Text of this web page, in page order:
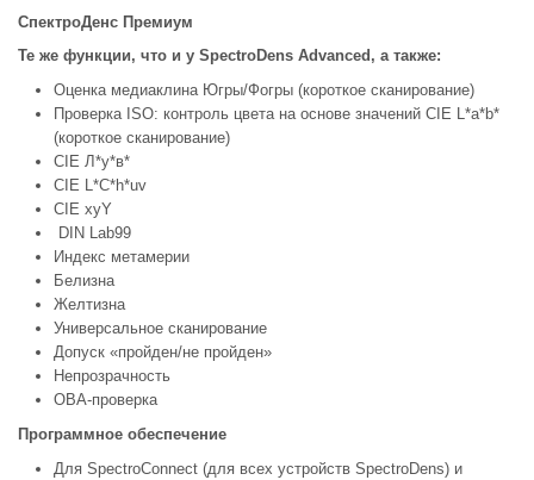
СпектроДенс Премиум
Те же функции, что и у SpectroDens Advanced, а также:
Оценка медиаклина Югры/Фогры (короткое сканирование)
Проверка ISO: контроль цвета на основе значений CIE L*a*b*
(короткое сканирование)
CIE Л*у*в*
CIE L*C*h*uv
CIE xyY
DIN Lab99
Индекс метамерии
Белизна
Желтизна
Универсальное сканирование
Допуск «пройден/не пройден»
Непрозрачность
OBA-проверка
Программное обеспечение
Для SpectroConnect (для всех устройств SpectroDens) и